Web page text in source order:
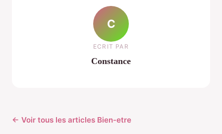
C
ECRIT PAR
Constance
← Voir tous les articles Bien-etre